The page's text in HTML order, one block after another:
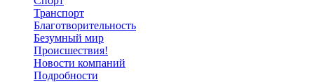
Транспорт
Благотворительность
Безумный мир
Происшествия!
Новости компаний
Подробности